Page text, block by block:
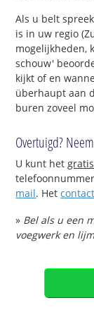
Als u belt
is in uw regio
mogelijkheden,
schouw'
kijkt of en
überhaupt aan
buren zoveel
Overtuigd?
U kunt het
mail. Het
» Bel als u een
voegwerk en